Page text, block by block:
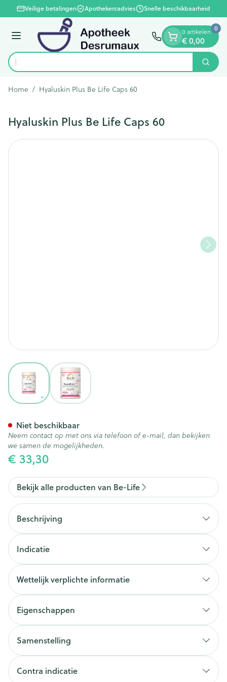
Ga naar de inhoud
1 van 1Veilige betalingen Apothekersadvies Snelle beschikbaarheid
Menu
Product, merk, categorie... Zoek
0 artikelen
€ 0,00
0
Home / Hyaluskin Plus Be Life Caps 60
Hyaluskin Plus Be Life Caps 60
View larger imageView larger image
€ 33,30
Niet beschikbaar
Neem contact op met ons via telefoon of e-mail, dan bekijken
we samen de mogelijkheden.
Bekijk alle producten van Be-Life
Beschrijving
Lysine, arginine, silicium en vitamine C dragen bij
tot de aanmaak van collageen en keratine
Indicatie
Wettelijk verplichte informatie
Eigenschappen
Samenstelling
Contra indicatie